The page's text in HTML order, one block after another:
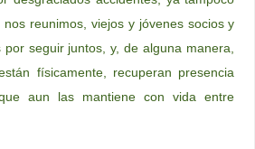
reunimos, viejos y jóvenes socios y
seguir juntos, y, de alguna manera,
físicamente, recuperan presencia
aun las mantiene con vida entre